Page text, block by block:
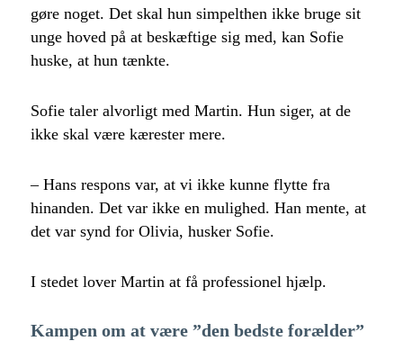
gøre noget. Det skal hun simpelthen ikke bruge sit
unge hoved på at beskæftige sig med, kan Sofie
huske, at hun tænkte.
Sofie taler alvorligt med Martin. Hun siger, at de
ikke skal være kærester mere.
– Hans respons var, at vi ikke kunne flytte fra
hinanden. Det var ikke en mulighed. Han mente, at
det var synd for Olivia, husker Sofie.
I stedet lover Martin at få professionel hjælp.
Kampen om at være ”den bedste forælder”